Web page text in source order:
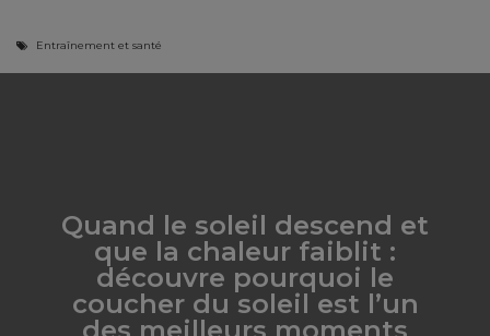
Entraînement et santé
Quand le soleil descend et
que la chaleur faiblit :
découvre pourquoi le
coucher du soleil est l’un